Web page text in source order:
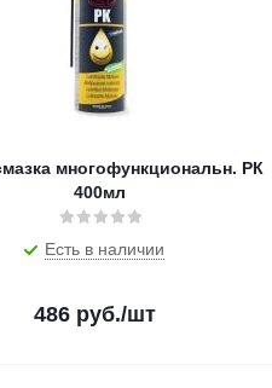
многофункциональн. РК
400мл
Есть в наличии
486 руб./шт